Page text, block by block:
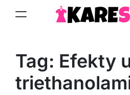
Tag: Efekty